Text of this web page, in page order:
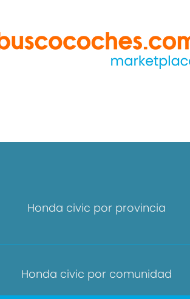
Honda civic por provincia
Honda civic por comunidad